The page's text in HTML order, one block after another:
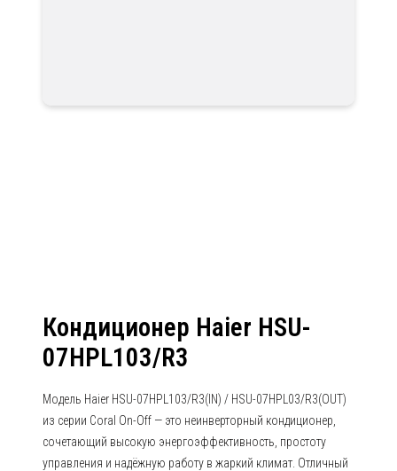
Кондиционер Haier HSU-
07HPL103/R3
Модель Haier HSU-07HPL103/R3(IN) / HSU-07HPL03/R3(OUT)
из серии Coral On-Off — это неинверторный кондиционер,
сочетающий высокую энергоэффективность, простоту
управления и надёжную работу в жаркий климат. Отличный